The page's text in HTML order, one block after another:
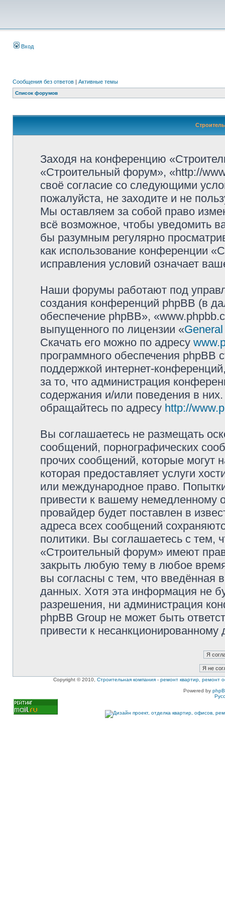
Вход
Сообщения без ответов | Активные темы
Список форумов
Заходя на конференцию
«Строительный форум», «http://
своё согласие со следующими
пожалуйста, не заходите и не
Мы оставляем за собой право
всё возможное, чтобы уведомить
бы разумным регулярно
как использование конференции
исправления условий означает
Наши форумы работают под
создания конференций phpBB (в
обеспечение phpBB»,
выпущенного по лицензии «
Скачать его можно по адресу
программного обеспечения phpBB
поддержкой интернет-
за то, что администрация
содержания и/или поведения в
обращайтесь по адресу http://
Вы соглашаетесь не размещать
сообщений, порнографических
прочих сообщений, которые могут
которая предоставляет услуги
или международное право.
привести к вашему немедленному
провайдер будет поставлен в
адреса всех сообщений
политики. Вы соглашаетесь с тем,
«Строительный форум» имеют
закрыть любую тему в любое
вы согласны с тем, что введённая
данных. Хотя эта информация не
разрешения, ни администрация
phpBB Group не может быть
привести к несанкционированному
Copyright © 2010, Строительная компания - ремонт квартир, ремонт
Powered by